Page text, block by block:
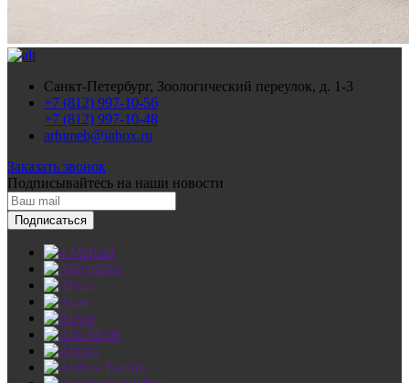
Санкт-Петербург, Зоологический переулок, д. 1-3
+7 (812) 997-10-56
+7 (812) 997-10-48
arhimeb@inbox.ru
Заказать звонок
Подписывайтесь на наши новости